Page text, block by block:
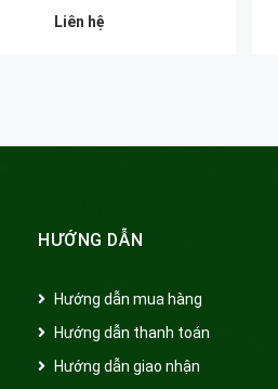
Liên hệ
HƯỚNG DẪN
Hướng dẫn mua hàng
Hướng dẫn thanh toán
Hướng dẫn giao nhận